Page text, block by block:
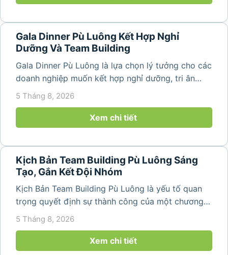
Gala Dinner Pù Luông Kết Hợp Nghỉ
Dưỡng Và Team Building
Gala Dinner Pù Luông là lựa chọn lý tưởng cho các
doanh nghiệp muốn kết hợp nghỉ dưỡng, tri ân
nhân viên và xây dựng tinh thần đồng đội trong
không gian thiên nhiên yên bình. Với khung cảnh
núi rừng hùng vĩ, không khí...
5 Tháng 8, 2026
Xem chi tiết
Kịch Bản Team Building Pù Luông Sáng
Tạo, Gắn Kết Đội Nhóm
Kịch Bản Team Building Pù Luông là yếu tố quan
trọng quyết định sự thành công của một chương
trình du lịch doanh nghiệp. Một kịch bản được xây
giây vui vẻ, sôi động mà còn...
5 Tháng 8, 2026
Xem chi tiết